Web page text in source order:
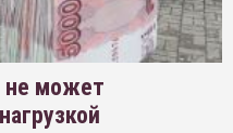
не может